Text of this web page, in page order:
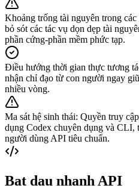
Khoảng trống tài nguyên trong
bỏ sót các tác vụ dọn dẹp tài
phần cứng-phần mềm phức tạp.
Điều hướng thời gian thực tương
nhận chỉ đạo từ con người ngay
nhiều vòng.
Ma sát hệ sinh thái: Quyền truy
dụng Codex chuyên dụng và CLI,
người dùng API tiêu chuẩn.
Bat dau nhanh API